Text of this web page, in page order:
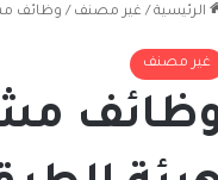
الرئيسية / غير مصنف / وظائف
غير مصنف